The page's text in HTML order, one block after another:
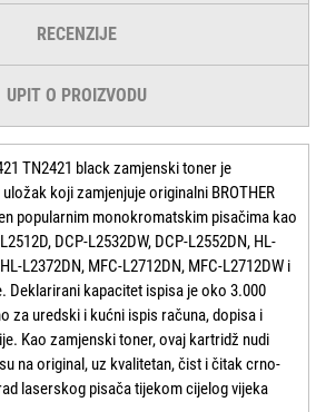
RECENZIJE
UPIT O PROIZVODU
TN2421 black zamjenski toner je
koji zamjenjuje originalni BROTHER
popularnim monokromatskim pisačima kao
DCP-L2532DW, DCP-L2552DN, HL-
L2372DN, MFC-L2712DN, MFC-L2712DW i
Deklarirani kapacitet ispisa je oko 3.000
za uredski i kućni ispis računa, dopisa i
Kao zamjenski toner, ovaj kartridž nudi
na original, uz kvalitetan, čist i čitak crno-
laserskog pisača tijekom cijelog vijeka